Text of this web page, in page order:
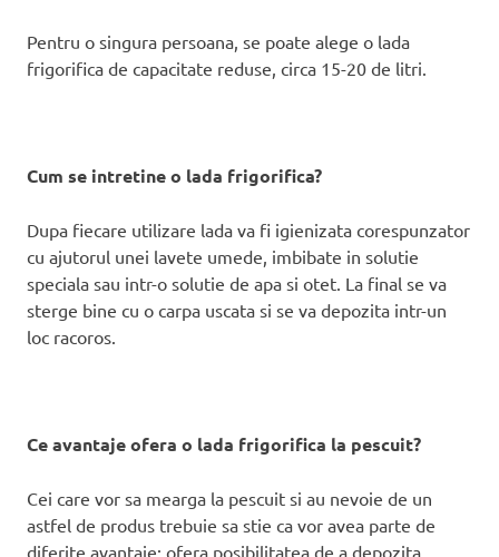
Pentru o singura persoana, se poate alege o lada
frigorifica de capacitate reduse, circa 15-20 de litri.
Cum se intretine o lada frigorifica?
Dupa fiecare utilizare lada va fi igienizata corespunzator
cu ajutorul unei lavete umede, imbibate in solutie
speciala sau intr-o solutie de apa si otet. La final se va
sterge bine cu o carpa uscata si se va depozita intr-un
loc racoros.
Ce avantaje ofera o lada frigorifica la pescuit?
Cei care vor sa mearga la pescuit si au nevoie de un
astfel de produs trebuie sa stie ca vor avea parte de
diferite avantaje: ofera posibilitatea de a depozita